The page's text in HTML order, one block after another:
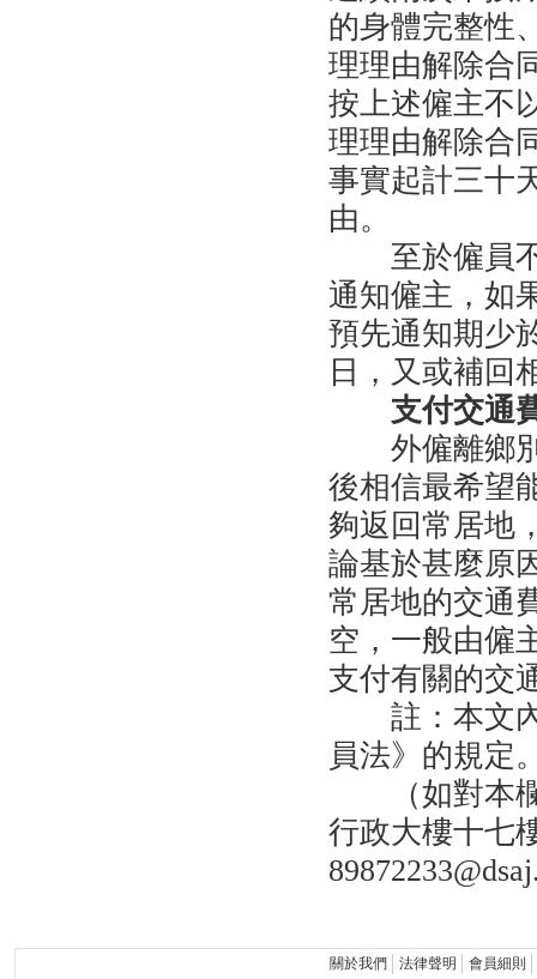
的身體完整性
理理由解除合
按上述僱主不
理理由解除合
事實起計三十
由。
至於僱員
通知僱主，如
預先通知期少
日，又或補回
支付交通
外僱離鄉
後相信最希望
夠返回常居地
論基於甚麼原
常居地的交通
空，一般由僱
支付有關的交
註：本文
員法》的規定
（如對
行政大樓十七
關於我們 法律聲明 會員細則